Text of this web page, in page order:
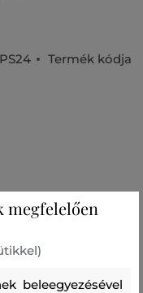
Termék kódja
megfelelően
beleegyezésével